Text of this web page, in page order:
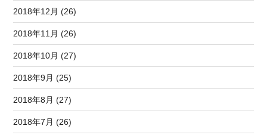
2018年12月 (26)
2018年11月 (26)
2018年10月 (27)
2018年9月 (25)
2018年8月 (27)
2018年7月 (26)